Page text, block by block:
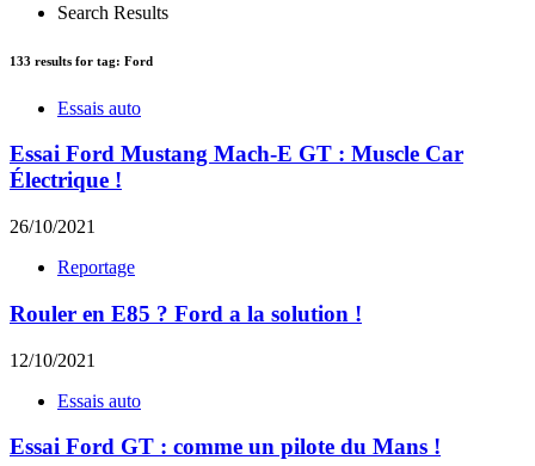
Search Results
133 results for tag: Ford
Essais auto
Essai Ford Mustang Mach-E GT : Muscle Car
Électrique !
26/10/2021
Reportage
Rouler en E85 ? Ford a la solution !
12/10/2021
Essais auto
Essai Ford GT : comme un pilote du Mans !